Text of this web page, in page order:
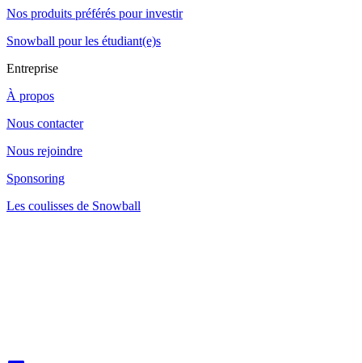
Nos produits préférés pour investir
Snowball pour les étudiant(e)s
Entreprise
À propos
Nous contacter
Nous rejoindre
Sponsoring
Les coulisses de Snowball